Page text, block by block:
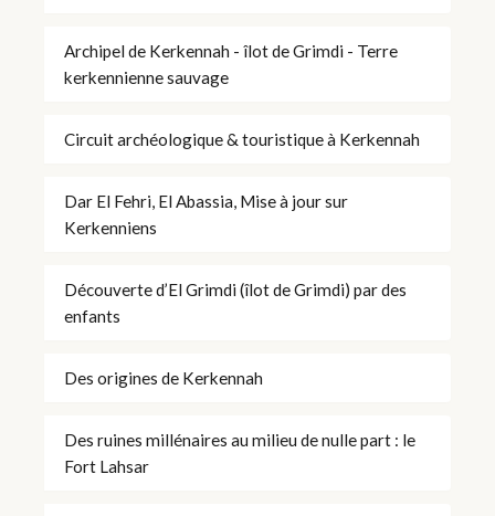
Archipel de Kerkennah - îlot de Grimdi - Terre
kerkennienne sauvage
Circuit archéologique & touristique à Kerkennah
Dar El Fehri, El Abassia, Mise à jour sur
Kerkenniens
Découverte d’El Grimdi (îlot de Grimdi) par des
enfants
Des origines de Kerkennah
Des ruines millénaires au milieu de nulle part : le
Fort Lahsar